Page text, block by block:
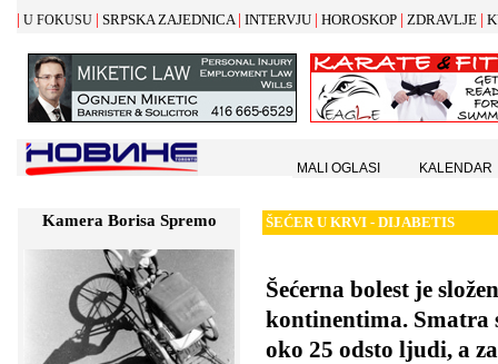
| U FOKUSU | SRPSKA ZAJEDNICA | INTERVJU | HOROSKOP | ZDRAVLJE |
Kamera Borisa Spremo ŠEĆER U KRVI - DIJABETIS
Šećerna bolest je
kontinentima. Smatra
oko 25 odsto ljudi, a
MALI OGLASI KALENDAR